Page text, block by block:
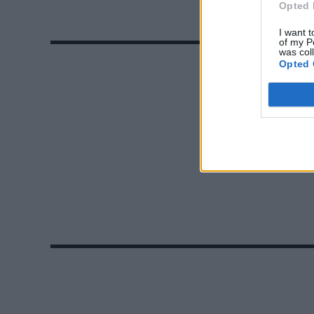
Opted
I want
of my
was
Opted